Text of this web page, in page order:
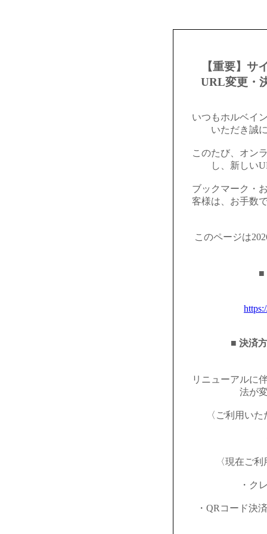
【重要】サ
URL変更・
いつもホルベイ
いただき誠
このたび、オン
し、新しい
ブックマーク・
客様は、お手数
このページは
■
■ 決済
リニューアルに
法が
〈ご利用い
〈現在ご
・ク
・QRコード決